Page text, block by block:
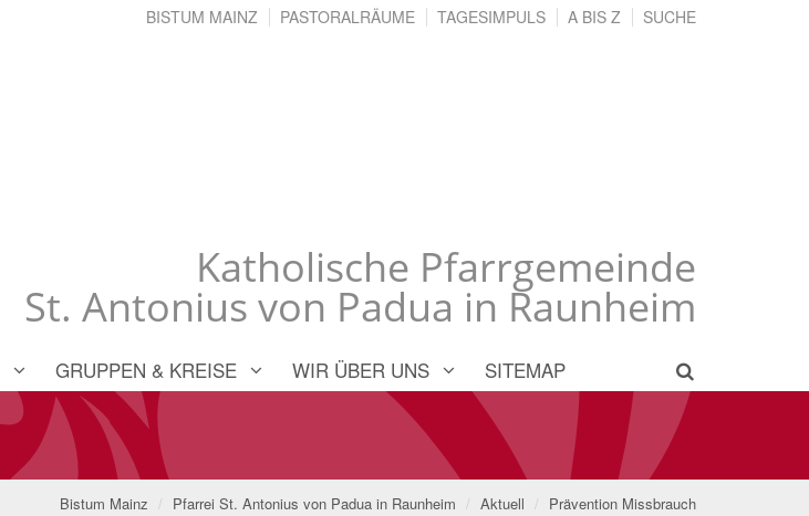
Katholische Pfarrgemeinde
St. Antonius von Padua in Raunheim
BISTUM MAINZ PASTORALRÄUME TAGESIMPULS A BIS Z SUCHE
GRUPPEN & KREISE WIR ÜBER UNS SITEMAP
Bistum Mainz Pfarrei St. Antonius von Padua in Raunheim Aktuell Prävention Missbrauch